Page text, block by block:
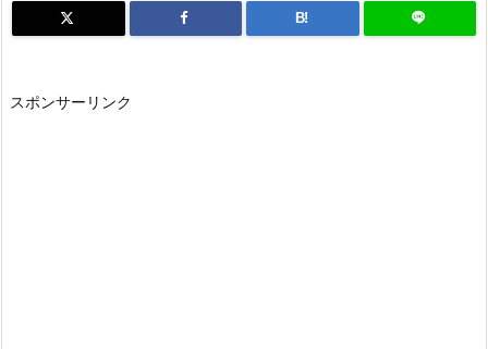
B!
スポンサーリンク